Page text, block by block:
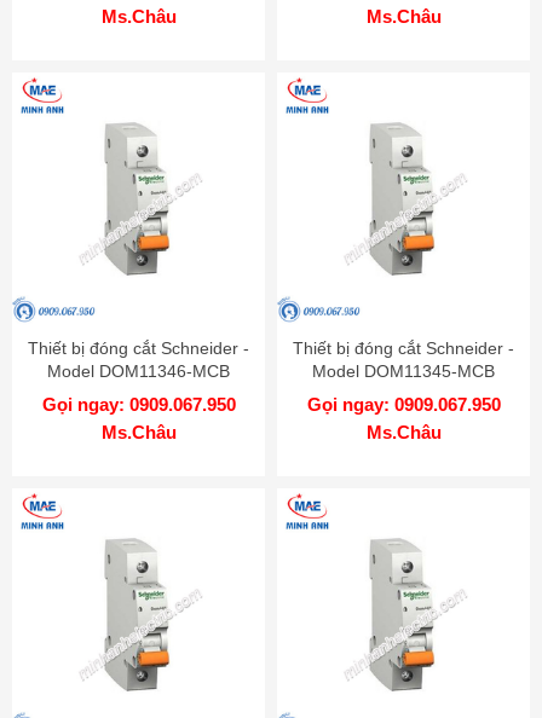
Ms.Châu
Ms.Châu
Thiết bị đóng cắt Schneider -
Model DOM11346-MCB
Gọi ngay: 0909.067.950
Ms.Châu
Thiết bị đóng cắt Schneider -
Model DOM11345-MCB
Gọi ngay: 0909.067.950
Ms.Châu